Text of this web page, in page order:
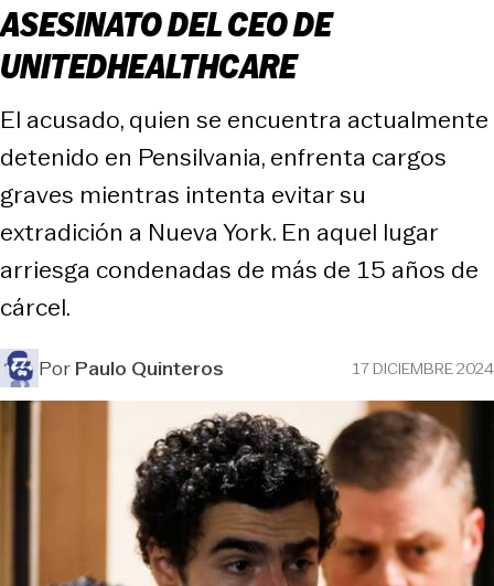
ASESINATO DEL CEO DE
UNITEDHEALTHCARE
El acusado, quien se encuentra actualmente
detenido en Pensilvania, enfrenta cargos
graves mientras intenta evitar su
extradición a Nueva York. En aquel lugar
arriesga condenadas de más de 15 años de
cárcel.
PorPaulo Quinteros 17 DICIEMBRE 2024